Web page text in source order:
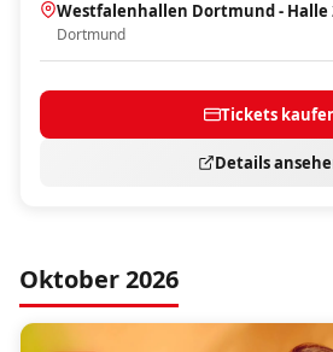
Westfalenhallen Dortmund - Halle
Dortmund
Tickets
Details
Oktober 2026